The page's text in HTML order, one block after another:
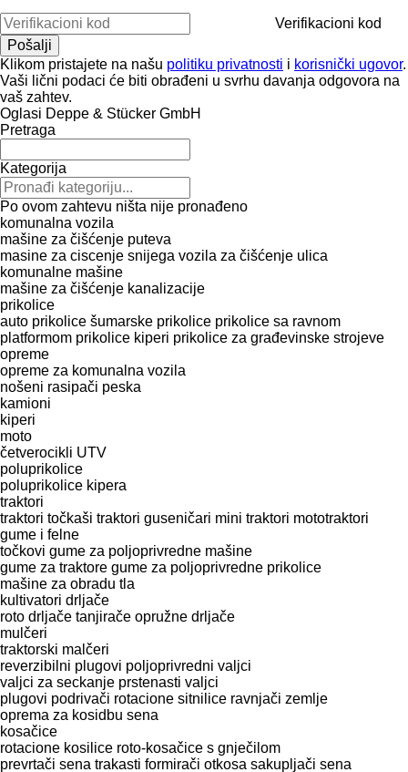
Verifikacioni kod
Klikom pristajete na našu politiku privatnosti i korisnički ugovor.
Vaši lični podaci će biti obrađeni u svrhu davanja odgovora na
vaš zahtev.
Oglasi Deppe & Stücker GmbH
Pretraga
Kategorija
Po ovom zahtevu ništa nije pronađeno
komunalna vozila
mašine za čišćenje puteva
masine za ciscenje snijega vozila za čišćenje ulica
komunalne mašine
mašine za čišćenje kanalizacije
prikolice
auto prikolice šumarske prikolice prikolice sa ravnom
platformom prikolice kiperi prikolice za građevinske strojeve
opreme
opreme za komunalna vozila
nošeni rasipači peska
kamioni
kiperi
moto
četverocikli UTV
poluprikolice
poluprikolice kipera
traktori
traktori točkaši traktori guseničari mini traktori mototraktori
gume i felne
točkovi gume za poljoprivredne mašine
gume za traktore gume za poljoprivredne prikolice
mašine za obradu tla
kultivatori drljače
roto drljače tanjirače opružne drljače
mulčeri
traktorski malčeri
reverzibilni plugovi poljoprivredni valjci
valjci za seckanje prstenasti valjci
plugovi podrivači rotacione sitnilice ravnjači zemlje
oprema za kosidbu sena
kosačice
rotacione kosilice roto-kosačice s gnječilom
prevrtači sena trakasti formirači otkosa sakupljači sena